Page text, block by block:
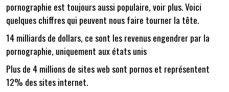
pornographie est toujours aussi populaire, voir plus. Voici
quelques chiffres qui peuvent nous faire tourner la tête.
14 milliards de dollars, ce sont les revenus engendrer par la
pornographie, uniquement aux états unis
Plus de 4 millions de sites web sont pornos et représentent
12% des sites internet.